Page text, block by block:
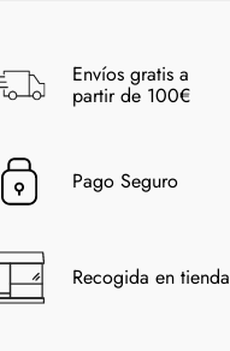
Envíos gratis a
partir de 100€
Pago Seguro
Recogida en tienda